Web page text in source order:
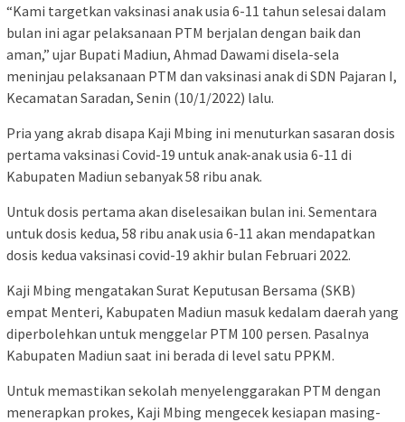
“Kami targetkan vaksinasi anak usia 6-11 tahun selesai dalam
bulan ini agar pelaksanaan PTM berjalan dengan baik dan
aman,” ujar Bupati Madiun, Ahmad Dawami disela-sela
meninjau pelaksanaan PTM dan vaksinasi anak di SDN Pajaran I,
Kecamatan Saradan, Senin (10/1/2022) lalu.
Pria yang akrab disapa Kaji Mbing ini menuturkan sasaran dosis
pertama vaksinasi Covid-19 untuk anak-anak usia 6-11 di
Kabupaten Madiun sebanyak 58 ribu anak.
Untuk dosis pertama akan diselesaikan bulan ini. Sementara
untuk dosis kedua, 58 ribu anak usia 6-11 akan mendapatkan
dosis kedua vaksinasi covid-19 akhir bulan Februari 2022.
Kaji Mbing mengatakan Surat Keputusan Bersama (SKB)
empat Menteri, Kabupaten Madiun masuk kedalam daerah yang
diperbolehkan untuk menggelar PTM 100 persen. Pasalnya
Kabupaten Madiun saat ini berada di level satu PPKM.
Untuk memastikan sekolah menyelenggarakan PTM dengan
menerapkan prokes, Kaji Mbing mengecek kesiapan masing-